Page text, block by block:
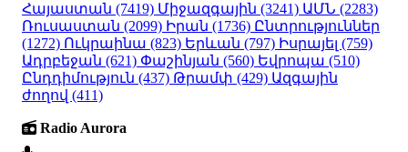
Հայաստան (7419) Միջազգային (3241) ԱՄՆ (2283)
Ռուսաստան (2099) Իրան (1736) Ընտրություններ
(1272) Ուկրաինա (823) Երևան (797) Իսրայել (759)
Ադրբեջան (621) Փաշինյան (560) Եվրոպա (510)
Ընդդիմություն (437) Թրամփ (429) Ազգային
ժողով (411)
Radio Aurora